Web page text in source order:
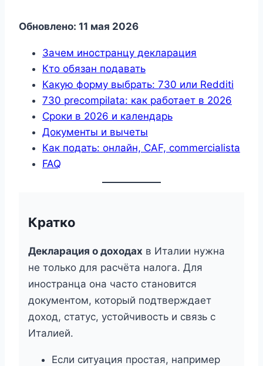
Обновлено: 11 мая 2026
Зачем иностранцу декларация
Кто обязан подавать
Какую форму выбрать: 730 или Redditi
730 precompilata: как работает в 2026
Сроки в 2026 и календарь
Документы и вычеты
Как подать: онлайн, CAF, commercialista
FAQ
Кратко
Декларация о доходах в Италии нужна
не только для расчёта налога. Для
иностранца она часто становится
документом, который подтверждает
доход, статус, устойчивость и связь с
Италией.
Если ситуация простая, например